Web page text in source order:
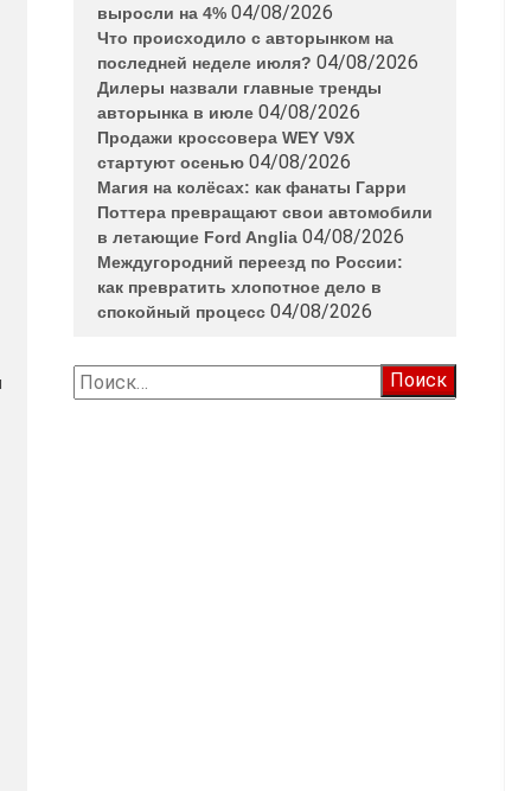
выросли на 4% 04/08/2026
Что происходило с авторынком на
последней неделе июля? 04/08/2026
Дилеры назвали главные тренды
авторынка в июле 04/08/2026
Продажи кроссовера WEY V9X
стартуют осенью 04/08/2026
Магия на колёсах: как фанаты Гарри
Поттера превращают свои автомобили
в летающие Ford Anglia 04/08/2026
Междугородний переезд по России:
как превратить хлопотное дело в
спокойный процесс 04/08/2026
Найти: